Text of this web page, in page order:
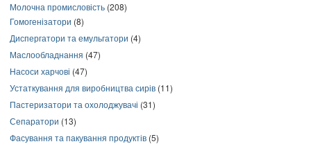
Молочна промисловість (208)
Гомогенізатори (8)
Диспергатори та емульгатори (4)
Маслообладнання (47)
Насоси харчові (47)
Устаткування для виробництва сирів (11)
Пастеризатори та охолоджувачі (31)
Сепаратори (13)
Фасування та пакування продуктів (5)